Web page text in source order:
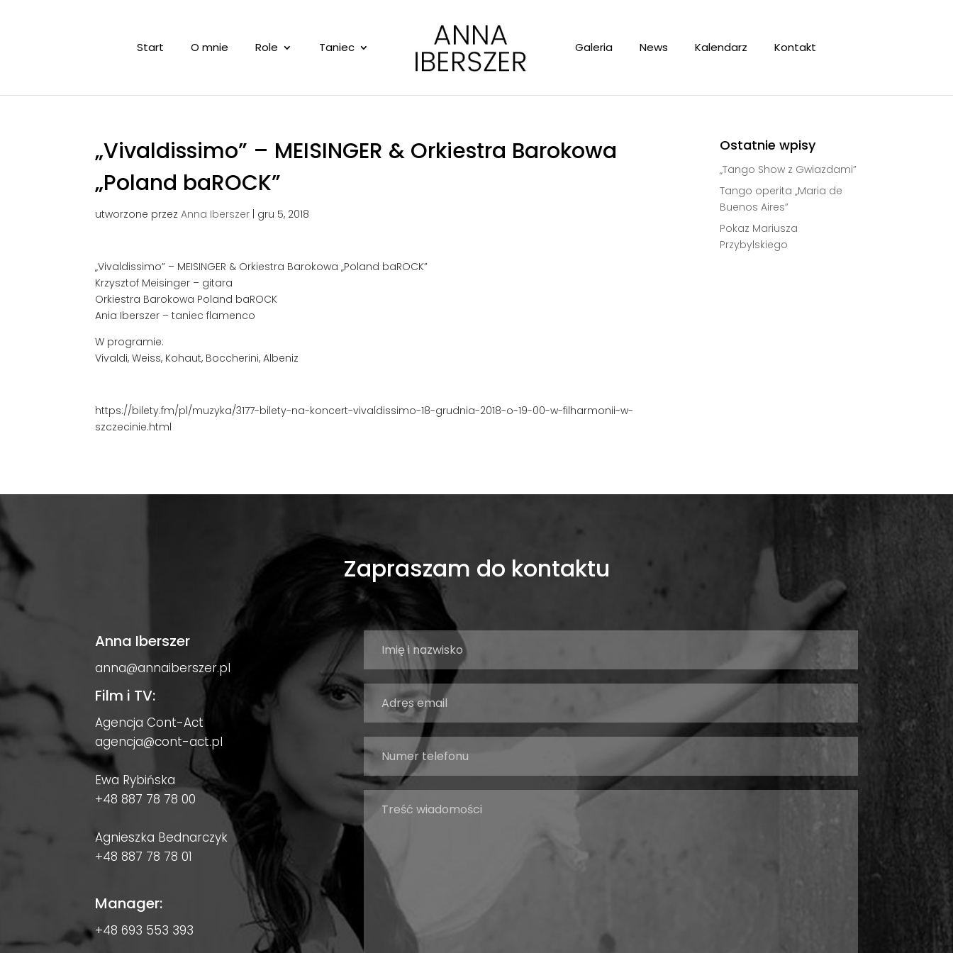
Start O mnie Role Taniec Galeria News Kalendarz Kontakt
„Vivaldissimo” – MEISINGER & Orkiestra Barokowa
„Poland baROCK”
utworzone przezAnna Iberszer gru 5, 2018
„Vivaldissimo” – MEISINGER & Orkiestra Barokowa „Poland baROCK”
Krzysztof Meisinger – gitara
Orkiestra Barokowa Poland baROCK
Ania Iberszer – taniec flamenco
W programie:
Vivaldi, Weiss, Kohaut, Boccherini, Albeniz
https://bilety.fm/pl/muzyka/3177-bilety-na-koncert-vivaldissimo-18-grudnia-2018-o-19-00-w-filharmonii-w-
szczecinie.html
Ostatnie wpisy
„Tango Show z Gwiazdami”
Tango operita „Maria de
Buenos Aires”
Pokaz Mariusza
Przybylskiego
Zapraszam do kontaktu
Anna Iberszer
anna@annaiberszer.pl
Film i TV:
Agencja Cont-Act
agencja@cont-act.pl
Ewa Rybińska
+48 887 78 78 00
Agnieszka Bednarczyk
+48 887 78 78 01
Manager:
+48 693 553 393